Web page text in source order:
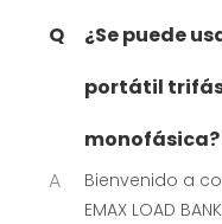
Q
¿Se puede
portátil
monofásica?
A
Bienvenido a
EMAX LOAD